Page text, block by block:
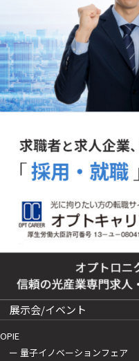
展示会/イベント
OPIE
ー 量子イノベーションフェア